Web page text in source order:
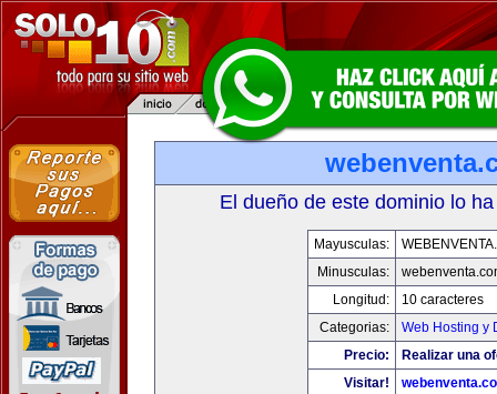
El dueño de este dominio lo
Mayusculas:
Minusculas:
Longitud:
10 caracteres
Categorias:
Web Hosting y
Precio:
Realizar una
Visitar!